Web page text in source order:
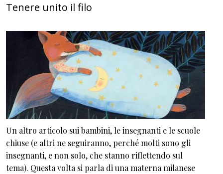
Tenere unito il filo
Un altro articolo sui bambini, le insegnanti e le scuole
chiuse (e altri ne seguiranno, perché molti sono gli
insegnanti, e non solo, che stanno riflettendo sul
tema). Questa volta si parla di una materna milanese